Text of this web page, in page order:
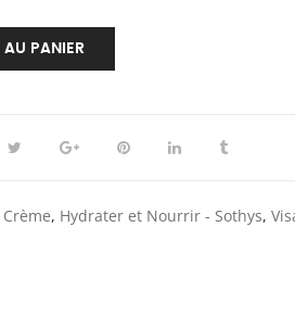
PANIER
Crème, Hydrater et Nourrir - Sothys,